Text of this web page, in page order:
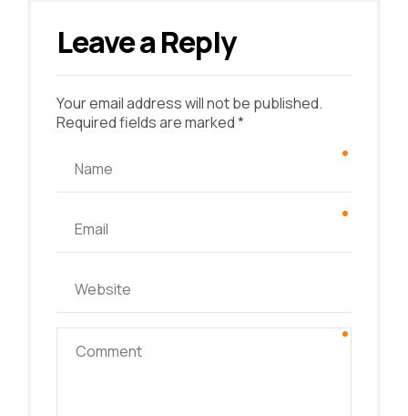
Leave a Reply
Your email address will not be published.
Required fields are marked *